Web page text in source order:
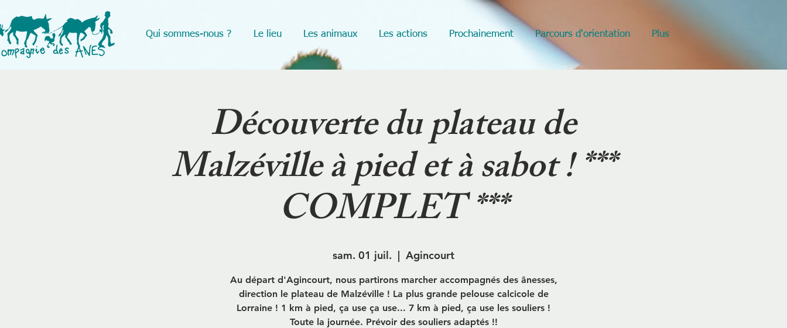
Qui sommes-nous ? Le lieu Les animaux Les actions Prochainement Parcours d'orientation Plus
Découverte du plateau de
Malzéville à pied et à sabot ! ***
COMPLET ***
sam. 01 juil.
  |
Agincourt
Au départ d'Agincourt, nous partirons marcher accompagnés des ânesses,
direction le plateau de Malzéville ! La plus grande pelouse calcicole de
Lorraine ! 1 km à pied, ça use ça use... 7 km à pied, ça use les souliers !
Toute la journée. Prévoir des souliers adaptés !!